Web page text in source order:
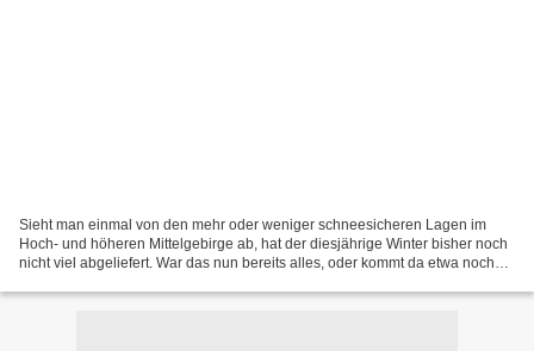
Sieht man einmal von den mehr oder weniger schneesicheren Lagen im
Hoch- und höheren Mittelgebirge ab, hat der diesjährige Winter bisher noch
nicht viel abgeliefert. War das nun bereits alles, oder kommt da etwa noch